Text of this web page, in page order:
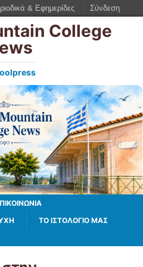
College
ΤΟ ΙΣΤΟΛΌΓΙΌ ΜΑΣ
& Εφημερίδες Σύνδεση